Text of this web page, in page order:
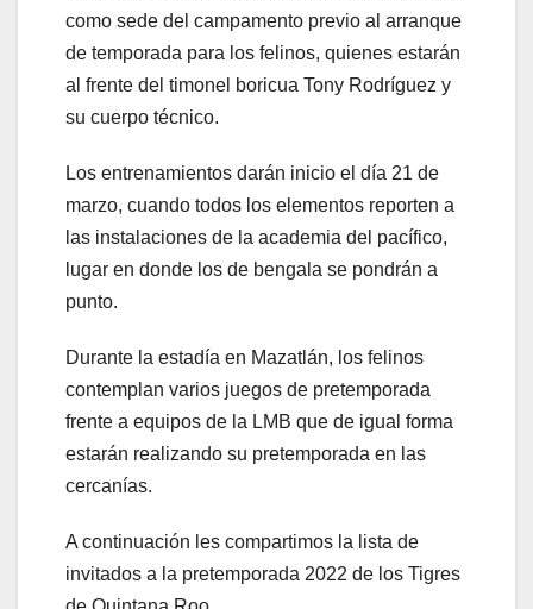
como sede del campamento previo al arranque
de temporada para los felinos, quienes estarán
al frente del timonel boricua Tony Rodríguez y
su cuerpo técnico.
Los entrenamientos darán inicio el día 21 de
marzo, cuando todos los elementos reporten a
las instalaciones de la academia del pacífico,
lugar en donde los de bengala se pondrán a
punto.
Durante la estadía en Mazatlán, los felinos
contemplan varios juegos de pretemporada
frente a equipos de la LMB que de igual forma
estarán realizando su pretemporada en las
cercanías.
A continuación les compartimos la lista de
invitados a la pretemporada 2022 de los Tigres